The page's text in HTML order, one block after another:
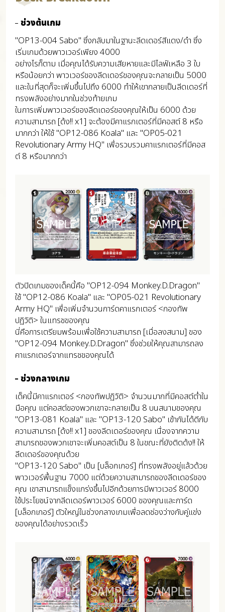
ช่วงต้นเกม
"OP13-004 Sabo" ซึ่งกลับมาในฐานะลีดเดอร์สีแดง/ดำ ซึ่ง
เริ่มเกมด้วยพาวเวอร์เพียง 4000
อย่างไรก็ตาม เมื่อคุณได้รับความเสียหายและมีไลฟ์เหลือ 3 ใบ
หรือน้อยกว่า พาวเวอร์ของลีดเดอร์ของคุณจะกลายเป็น 5000
และในที่สุดก็จะเพิ่มขึ้นไปถึง 6000 ทำให้เขากลายเป็นลีดเดอร์ที่
ทรงพลังอย่างมากในช่วงท้ายเกม
ในการเพิ่มพาวเวอร์ของลีดเดอร์ของคุณให้เป็น 6000 ด้วย
ความสามารถ [ด้ง!! x1] จะต้องมีคาแรกเตอร์ที่มีคอสต์ 8 หรือ
มากกว่า ให้ใช้ "OP12-086 Koala" และ "OP05-021
Revolutionary Army HQ" เพื่อรวบรวมคาแรกเตอร์ที่มีคอส
ต์ 8 หรือมากกว่า
ตัวปิดเกมของเด็คนี้คือ "OP12-094 Monkey.D.Dragon"
ใช้ "OP12-086 Koala" และ "OP05-021 Revolutionary
Army HQ" เพื่อเพิ่มจำนวนการ์ดคาแรกเตอร์ <กองทัพ
ปฏิวัติ> ในแทรชของคุณ
นี่คือการเตรียมพร้อมเพื่อใช้ความสามารถ [เมื่อลงสนาม] ของ
"OP12-094 Monkey.D.Dragon" ซึ่งช่วยให้คุณสามารถลง
คาแรกเตอร์จากแทรชของคุณได้
ช่วงกลางเกม
เด็คนี้มีคาแรกเตอร์ <กองทัพปฏิวัติ> จำนวนมากที่มีคอสต์ต่ำใน
มือคุณ แต่คอสต์ของพวกเขาจะกลายเป็น 8 บนสนามของคุณ
"OP13-081 Koala" และ "OP13-120 Sabo" เข้ากันได้ดีกับ
ความสามารถ [ด้ง!! x1] ของลีดเดอร์ของคุณ เนื่องจากความ
สามารถของพวกเขาจะเพิ่มคอสต์เป็น 8 ในขณะที่ยังติดด้ง!! ให้
ลีดเดอร์ของคุณด้วย
"OP13-120 Sabo" เป็น [บล็อกเกอร์] ที่ทรงพลังอยู่แล้วด้วย
พาวเวอร์พื้นฐาน 7000 แต่ด้วยความสามารถของลีดเดอร์ของ
คุณ เขาสามารถแข็งแกร่งขึ้นไปอีกด้วยการมีพาวเวอร์ 8000
ใช้ประโยชน์จากลีดเดอร์พาวเวอร์ 6000 ของคุณและการ์ด
[บล็อกเกอร์] ตัวใหญ่ในช่วงกลางเกมเพื่อลดช่องว่างกับคู่แข่ง
ของคุณได้อย่างรวดเร็ว